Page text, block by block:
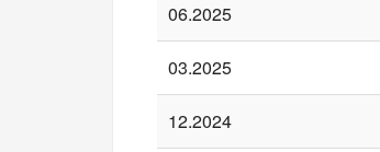
06.2025
03.2025
12.2024